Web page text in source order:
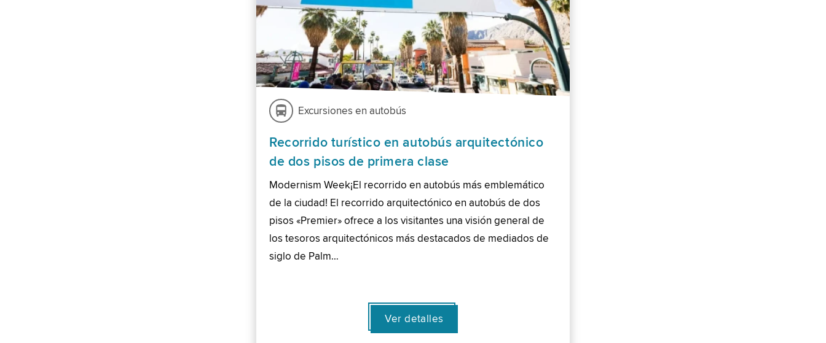
Excursiones en autobús
Recorrido turístico en autobús arquitectónico
de dos pisos de primera clase
Modernism Week¡El recorrido en autobús más emblemático
de la ciudad! El recorrido arquitectónico en autobús de dos
pisos «Premier» ofrece a los visitantes una visión general de
los tesoros arquitectónicos más destacados de mediados de
siglo de Palm…
Ver detalles